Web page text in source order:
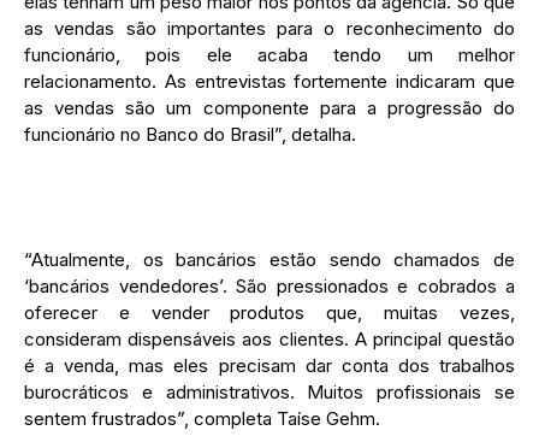
as vendas são importantes para o reconhecimento do
funcionário, pois ele acaba tendo um melhor
relacionamento. As entrevistas fortemente indicaram que
as vendas são um componente para a progressão do
funcionário no Banco do Brasil”, detalha.
“Atualmente, os bancários estão sendo chamados de
‘bancários vendedores’. São pressionados e cobrados a
oferecer e vender produtos que, muitas vezes,
consideram dispensáveis aos clientes. A principal questão
é a venda, mas eles precisam dar conta dos trabalhos
burocráticos e administrativos. Muitos profissionais se
sentem frustrados”, completa Taíse Gehm.